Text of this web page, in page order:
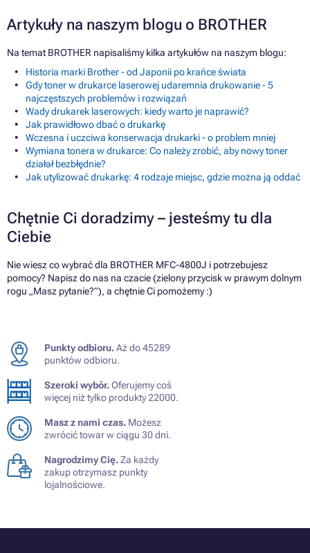
Artykuły na naszym blogu o BROTHER
Na temat BROTHER napisaliśmy kilka artykułów na naszym blogu:
Historia marki Brother - od Japonii po krańce świata
Gdy toner w drukarce laserowej udaremnia drukowanie - 5
najczęstszych problemów i rozwiązań
Wady drukarek laserowych: kiedy warto je naprawić?
Jak prawidłowo dbać o drukarkę
Wczesna i uczciwa konserwacja drukarki - o problem mniej
Wymiana tonera w drukarce: Co należy zrobić, aby nowy toner
działał bezbłędnie?
Jak utylizować drukarkę: 4 rodzaje miejsc, gdzie można ją oddać
Chętnie Ci doradzimy – jesteśmy tu dla
Ciebie
Nie wiesz co wybrać dla BROTHER MFC-4800J i potrzebujesz
pomocy? Napisz do nas na czacie (zielony przycisk w prawym dolnym
rogu „Masz pytanie?”), a chętnie Ci pomożemy :)
Punkty odbioru.Aż do 45289
punktów odbioru.
Szeroki wybór.Oferujemy coś
więcej niż tylko produkty 22000.
Masz z nami czas. Możesz
zwrócić towar w ciągu 30 dni.
Nagrodzimy Cię.Za każdy
zakup otrzymasz punkty
lojalnościowe.